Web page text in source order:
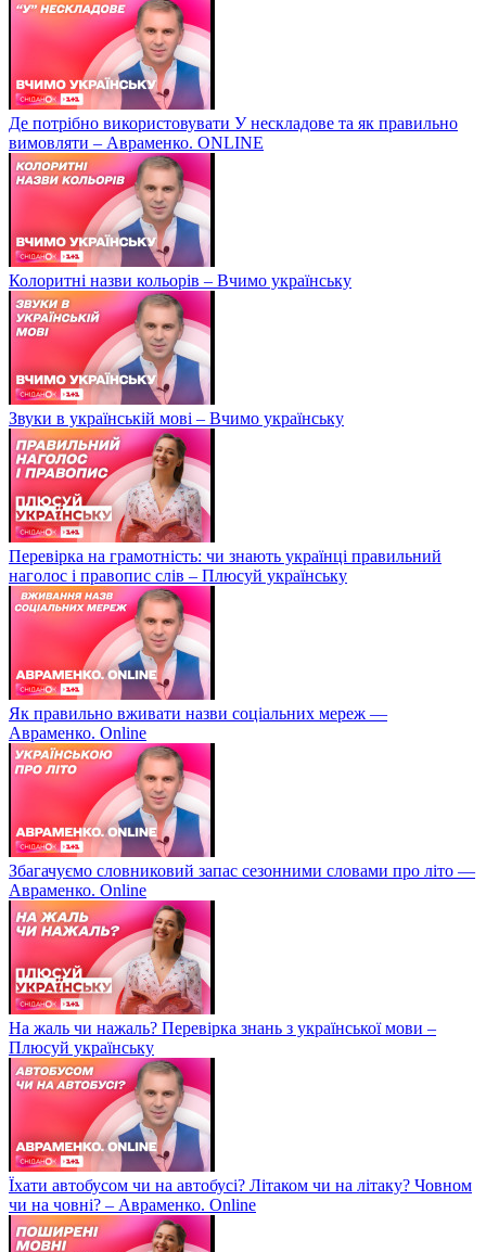
Де потрібно використовувати У нескладове та як правильно
вимовляти – Авраменко. ONLINE
Колоритні назви кольорів – Вчимо українську
Звуки в українській мові – Вчимо українську
Перевірка на грамотність: чи знають українці правильний
наголос і правопис слів – Плюсуй українську
Як правильно вживати назви соціальних мереж —
Авраменко. Online
Збагачуємо словниковий запас сезонними словами про літо —
Авраменко. Online
На жаль чи нажаль? Перевірка знань з української мови –
Плюсуй українську
Їхати автобусом чи на автобусі? Літаком чи на літаку? Човном
чи на човні? – Авраменко. Online